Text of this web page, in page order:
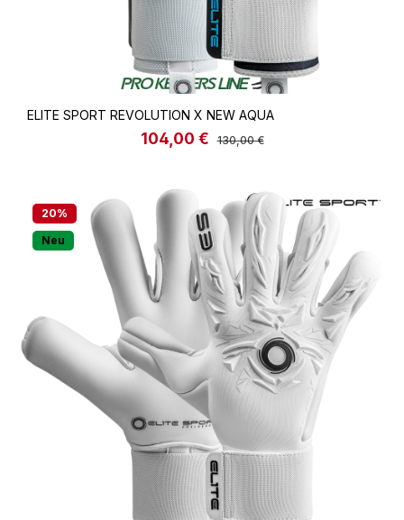
ELITE SPORT REVOLUTION X NEW AQUA
Verkaufspreis:
104,00 € Regulärer Preis:
130,00 €
20%
Neu